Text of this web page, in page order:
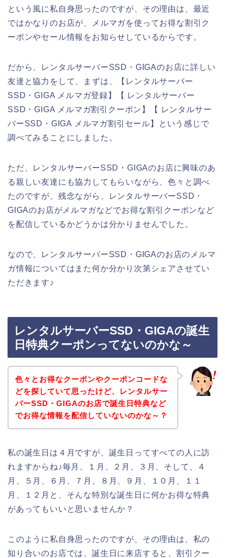
という風に私自身思ったのですが、その理由は、最近
ではかなりのお店が、メルマガを使ってお得な割引ク
ーポンやセール情報をお知らせしているからです。
だから、レンタルサーバーSSD・GIGAのお店に詳しい
友達と協力をして、まずは、【レンタルサーバー
SSD・GIGA メルマガ登録】【 レンタルサーバー
SSD・GIGA メルマガ割引クーポン】【 レンタルサー
バーSSD・GIGA メルマガ割引セール】という感じで
調べてみることにしました。
ただ、レンタルサーバーSSD・GIGAのお店に興味のあ
る親しい友達にも協力してもらいながら、色々と調べ
たのですが、残念ながら、レンタルサーバーSSD・
GIGAのお店がメルマガなどでお得な割引クーポンなど
を配信しているかどうかは分かりませんでした。
なので、レンタルサーバーSSD・GIGAのお店のメルマ
ガ情報についてはまた何か分かり次第シェアさせてい
ただきます♪
レンタルサーバーSSD・GIGAの誕生
日特典クーポンってないのかな～
色々とお得なクーポンやクーポンコードな
どを探していて思ったけど、レンタルサー
バーSSD・GIGAのお店で誕生日特典など
でお得な情報を配信していないのかな～？
私の誕生日は４月ですが、誕生日ってすべての人に訪
れますからね♪毎月、１月、２月、３月、そして、４
月、５月、６月、７月、８月、９月、１０月、１１
月、１２月と、そんな特別な誕生日に何かお得な特典
があってもいいと思いませんか？
このように私自身思ったのですが、その理由は、私の
知り合いのお店では、誕生日に来店すると、割引クー